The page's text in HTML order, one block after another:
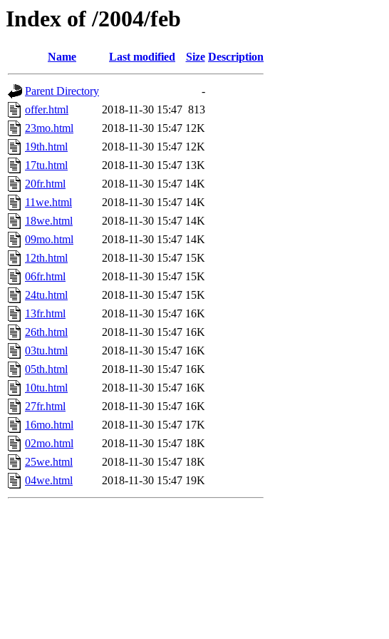
Index of /2004/feb
Name Last modified Size Description
Parent Directory
-
offer.html
2018-11-30 15:47 813
23mo.html
2018-11-30 15:47 12K
19th.html
2018-11-30 15:47 12K
17tu.html
2018-11-30 15:47 13K
20fr.html
2018-11-30 15:47 14K
11we.html
2018-11-30 15:47 14K
18we.html
2018-11-30 15:47 14K
09mo.html
2018-11-30 15:47 14K
12th.html
2018-11-30 15:47 15K
06fr.html
2018-11-30 15:47 15K
24tu.html
2018-11-30 15:47 15K
13fr.html
2018-11-30 15:47 16K
26th.html
2018-11-30 15:47 16K
03tu.html
2018-11-30 15:47 16K
05th.html
2018-11-30 15:47 16K
10tu.html
2018-11-30 15:47 16K
27fr.html
2018-11-30 15:47 16K
16mo.html
2018-11-30 15:47 17K
02mo.html
2018-11-30 15:47 18K
25we.html
2018-11-30 15:47 18K
04we.html
2018-11-30 15:47 19K